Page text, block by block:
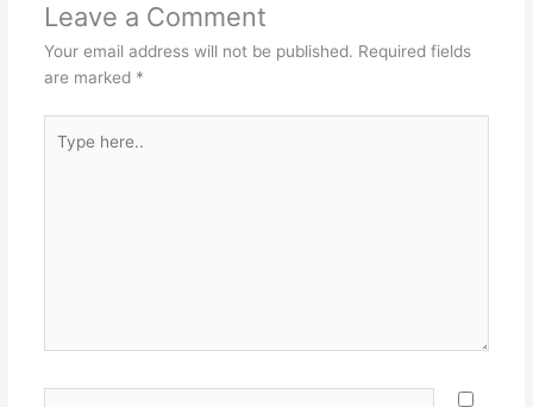
Leave a Comment
Your email address will not be published. Required fields
are marked *
here..